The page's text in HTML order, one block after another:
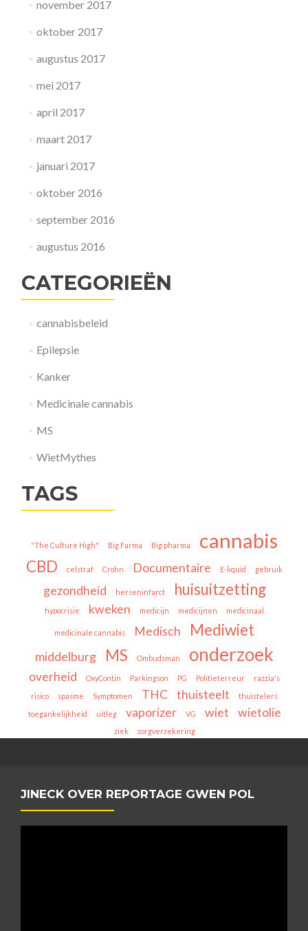
november 2017
oktober 2017
augustus 2017
mei 2017
april 2017
maart 2017
januari 2017
oktober 2016
september 2016
augustus 2016
CATEGORIEËN
cannabisbeleid
Epilepsie
Kanker
Medicinale cannabis
MS
WietMythes
TAGS
"The Culture High" Big Farma Big pharma cannabis
CBD celstraf Crohn Documentaire E-liquid gebruik
gezondheid herseninfarct huisuitzetting
hypocrisie kweken medicijn medicijnen medicinaal
medicinale cannabis Medisch Mediwiet
middelburg MS Ombudsman onderzoek
overheid OxyContin Parkingson PG Politieterreur
razzia's
risico
spasme Symptomen THC thuisteelt
thuistelers
toegankelijkheid
uitleg vaporizer VG wiet wietolie
ziek zorgverzekering
JINECK OVER REPORTAGE GWEN POL